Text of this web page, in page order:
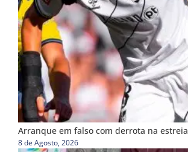
Arranque em falso com derrota na estreia
8 de Agosto, 2026